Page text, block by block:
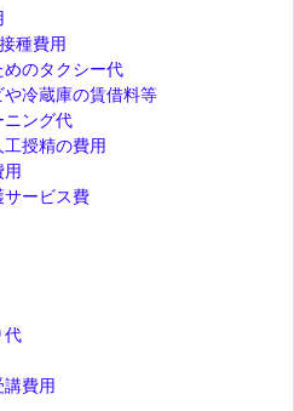
種費用
のタクシー代
冷蔵庫の賃借料等
ニング代
授精の費用
用
サービス費
代
費用